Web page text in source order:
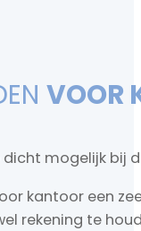
VOOR
mogelijk bij
kantoor een
rekening te